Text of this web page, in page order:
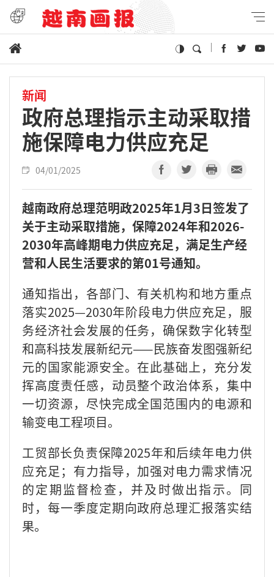
新闻
政府总理指示主动采取措
施保障电力供应充足
04/01/2025
越南政府总理范明政2025年1月3日签发了
关于主动采取措施，保障2024年和2026-
2030年高峰期电力供应充足，满足生产经
营和人民生活要求的第01号通知。
通知指出，各部门、有关机构和地方重点
落实2025—2030年阶段电力供应充足，服
务经济社会发展的任务，确保数字化转型
和高科技发展新纪元——民族奋发图强新纪
元的国家能源安全。在此基础上，充分发
挥高度责任感，动员整个政治体系，集中
一切资源，尽快完成全国范围内的电源和
输变电工程项目。
工贸部长负责保障2025年和后续年电力供
应充足；有力指导，加强对电力需求情况
的定期监督检查，并及时做出指示。同
时，每一季度定期向政府总理汇报落实结
果。